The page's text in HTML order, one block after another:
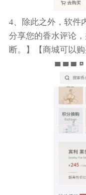
4、除此之外，软件
分享您的香水评论
断。】【商城可以